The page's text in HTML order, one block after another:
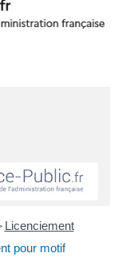
Licenciement
pour motif